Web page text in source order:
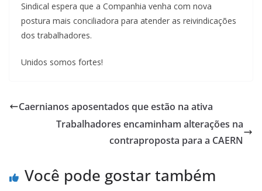
Sindical espera que a Companhia venha com nova
postura mais conciliadora para atender as reivindicações
dos trabalhadores.
Unidos somos fortes!
Caernianos aposentados que estão na ativa
Trabalhadores encaminham alterações na
contraproposta para a CAERN
Você pode gostar também